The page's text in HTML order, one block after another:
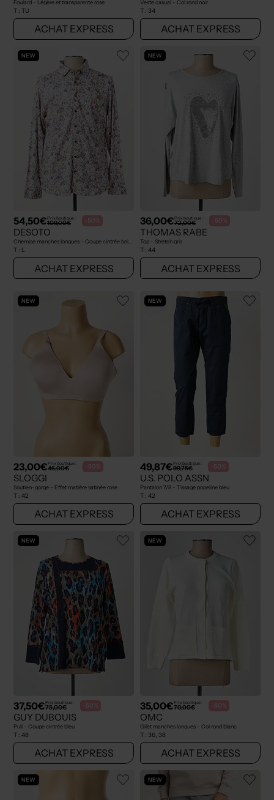
Foulard - Légère et transparente rose
T : TU
ACHAT EXPRESS
Veste casual - Col rond noir
T : 34
ACHAT EXPRESS
NEW
54,50€Prix boutique :
109,00€ -50%
DESOTO
T : L
ACHAT EXPRESS
NEW
36,00€Prix boutique :
72,00€ -50%
THOMAS RABE
Top - Stretch gris
T : 44
ACHAT EXPRESS
NEW
23,00€Prix boutique :
46,00€ -50%
SLOGGI
Soutien-gorge - Effet matière satinée rose
T : 42
ACHAT EXPRESS
NEW
49,87€Prix boutique :
99,75€ -50%
U.S. POLO ASSN
Pantalon 7/8 - Tissage popeline bleu
T : 42
ACHAT EXPRESS
NEW
37,50€Prix boutique :
75,00€ -50%
GUY DUBOUIS
Pull - Coupe cintrée bleu
T : 48
ACHAT EXPRESS
NEW
35,00€Prix boutique :
70,00€ -50%
OMC
Gilet manches longues - Col rond blanc
T : 36, 38
ACHAT EXPRESS
NEW NEW